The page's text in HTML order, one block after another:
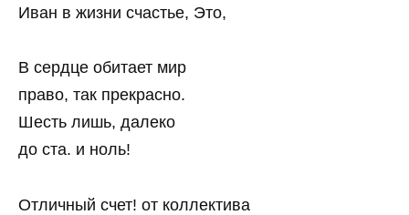
Иван в жизни счастье, Это,
В сердце обитает мир
право, так прекрасно.
Шесть лишь, далеко
до ста. и ноль!
Отличный счет! от коллектива